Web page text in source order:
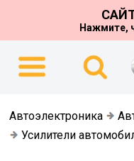
Нажмите,
Автоэлектроника
Усилители